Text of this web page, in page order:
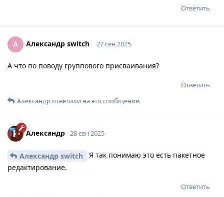
Ответить
А Александр switch 27 сен 2025
А что по поводу группового присваивания?
Ответить
Александрответили на это сообщение.
Александр 28 сен 2025
Александр switch
Я так понимаю это есть пакетное
редактирование.
Ответить